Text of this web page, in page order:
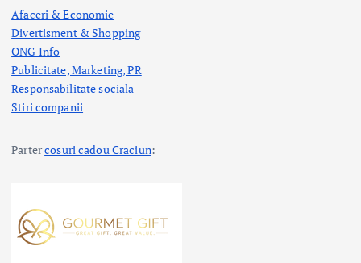
Afaceri & Economie
Divertisment & Shopping
ONG Info
Publicitate, Marketing, PR
Responsabilitate sociala
Stiri companii
Partercosuri cadou Craciun: